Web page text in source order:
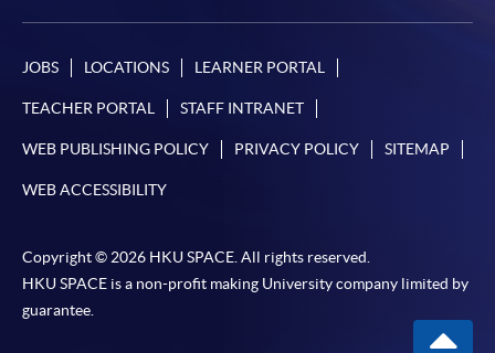
JOBS LOCATIONS LEARNER PORTAL
TEACHER PORTAL STAFF INTRANET
WEB PUBLISHING POLICY PRIVACY POLICY SITEMAP
WEB ACCESSIBILITY
Copyright © 2026 HKU SPACE. All rights reserved.
HKU SPACE is a non-profit making University company limited by
guarantee.